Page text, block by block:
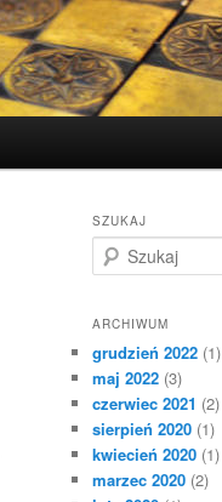
SZUKAJ
z
k
j
ARCHIWUM
grudzień 2022 (1)
maj 2022 (3)
czerwiec 2021 (2)
sierpień 2020 (1)
kwiecień 2020 (1)
marzec 2020 (2)